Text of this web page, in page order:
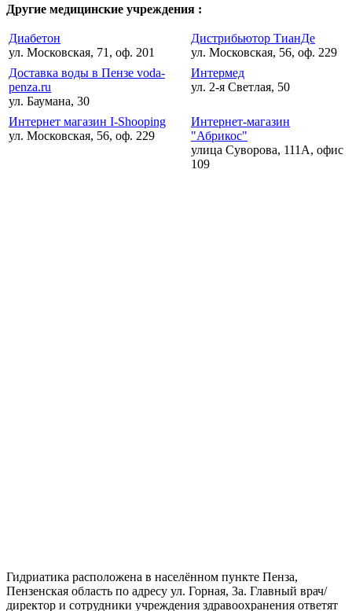
Другие медицинские учреждения :
Диабетон
ул. Московская, 71, оф. 201
Дистрибьютор ТианДе
ул. Московская, 56, оф. 229
Доставка воды в Пензе voda-
penza.ru
ул. Баумана, 30
Интермед
ул. 2-я Светлая, 50
Интернет магазин I-Shooping
ул. Московская, 56, оф. 229
Интернет-магазин
"Абрикос"
улица Суворова, 111А, офис
109
Гидриатика расположена в населённом пункте Пенза,
Пензенская область по адресу ул. Горная, 3а. Главный врач/
директор и сотрудники учреждения здравоохранения ответят